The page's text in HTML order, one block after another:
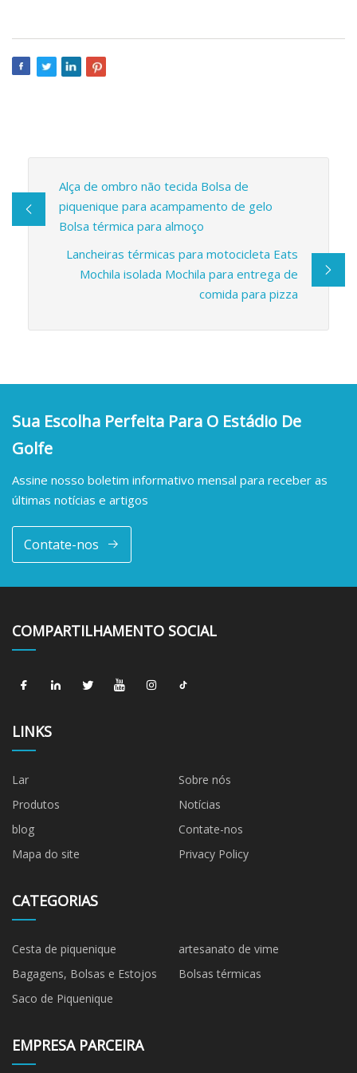
Alça de ombro não tecida Bolsa de
piquenique para acampamento de gelo
Bolsa térmica para almoço
Lancheiras térmicas para motocicleta Eats
Mochila isolada Mochila para entrega de
comida para pizza
Sua Escolha Perfeita Para O Estádio De
Golfe
Assine nosso boletim informativo mensal para receber as
últimas notícias e artigos
Contate-nos
COMPARTILHAMENTO SOCIAL
LINKS
Lar
Sobre nós
Produtos
Notícias
blog
Contate-nos
Mapa do site
Privacy Policy
CATEGORIAS
Cesta de piquenique
artesanato de vime
Bagagens, Bolsas e Estojos
Bolsas térmicas
Saco de Piquenique
EMPRESA PARCEIRA